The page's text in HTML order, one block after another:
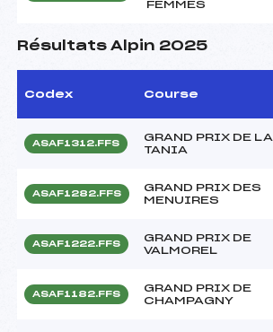
FEMMES
Résultats Alpin 2025
Codex Course
ASAF1312.FFS
GRAND PRIX DE LA
TANIA
ASAF1282.FFS
GRAND PRIX DES
MENUIRES
ASAF1222.FFS
GRAND PRIX DE
VALMOREL
ASAF1182.FFS
GRAND PRIX DE
CHAMPAGNY